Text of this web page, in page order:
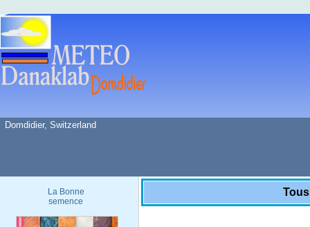
Domdidier, Switzerland
La Bonne
semence